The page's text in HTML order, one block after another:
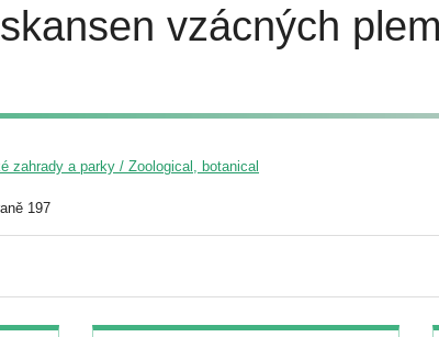
vzácných
zahrady a parky / Zoological, botanical
197